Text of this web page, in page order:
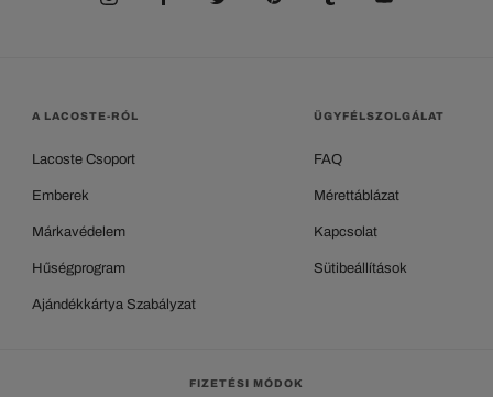
A LACOSTE-RÓL
Lacoste Csoport
Emberek
Márkavédelem
Hűségprogram
Ajándékkártya Szabályzat
ÜGYFÉLSZOLGÁLAT
FAQ
Mérettáblázat
Kapcsolat
Sütibeállítások
FIZETÉSI MÓDOK